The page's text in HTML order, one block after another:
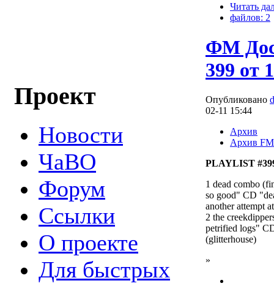
Проект
Новости
ЧаВО
Форум
Ссылки
О проекте
Для быстрых
Читать
файлов: 2
ФМ
399 от
Опубликовано
02-11 15:44
Архив
Архив FM
PLAYLIST
1 dead combo
so good" CD
another attempt
2 the
petrified logs"
(glitterhouse)
»